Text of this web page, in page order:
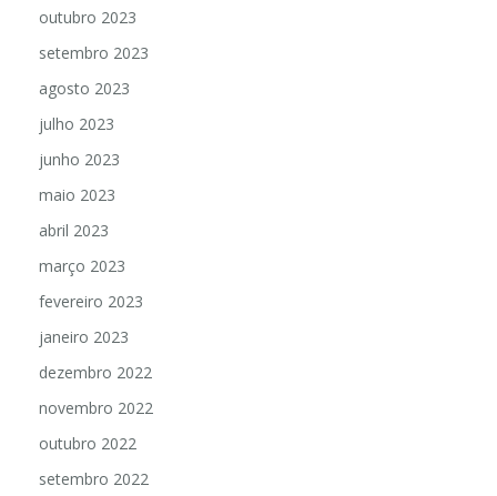
outubro 2023
setembro 2023
agosto 2023
julho 2023
junho 2023
maio 2023
abril 2023
março 2023
fevereiro 2023
janeiro 2023
dezembro 2022
novembro 2022
outubro 2022
setembro 2022